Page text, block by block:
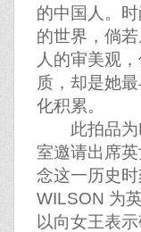
的中国人。
的世界，倘
人的审美观
质，却是她
化积累。
此拍品为
室邀请出席
念这一历史
WILSON 为
以向女王表示